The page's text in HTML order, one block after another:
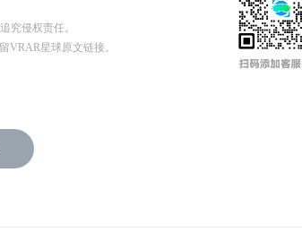
究侵权责任。
VRAR星球原文链接。